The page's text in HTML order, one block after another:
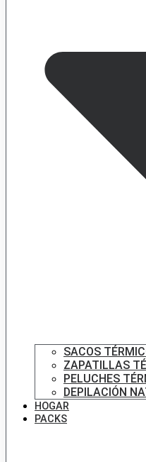
SACOS
ZAPATILLAS
PELUCHES
DEPILACIÓN
HOGAR
PACKS